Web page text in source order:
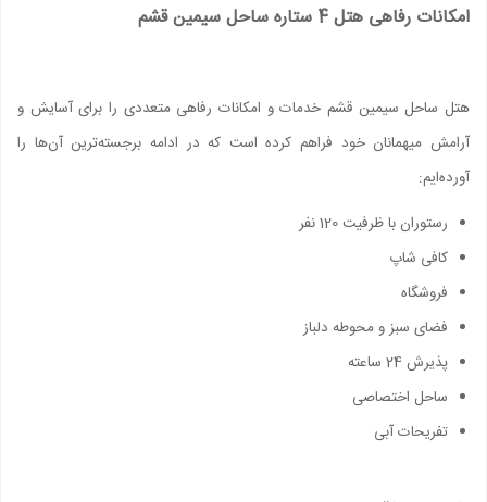
امکانات رفاهی هتل 4 ستاره ساحل سیمین قشم
هتل ساحل سیمین قشم خدمات و امکانات رفاهی متعددی را برای آسایش و
آرامش میهمانان خود فراهم کرده است که در ادامه برجسته‌ترین آن‌ها را
آورده‌ایم:
رستوران با ظرفیت 120 نفر
کافی شاپ
فروشگاه
فضای سبز و محوطه دلباز
پذیرش 24 ساعته
ساحل اختصاصی
تفریحات آبی